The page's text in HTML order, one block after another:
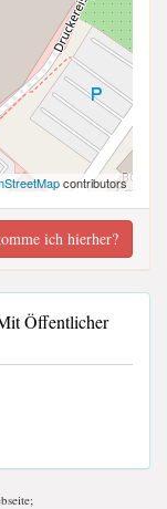
contributors
ich hierher?
Öffentlicher